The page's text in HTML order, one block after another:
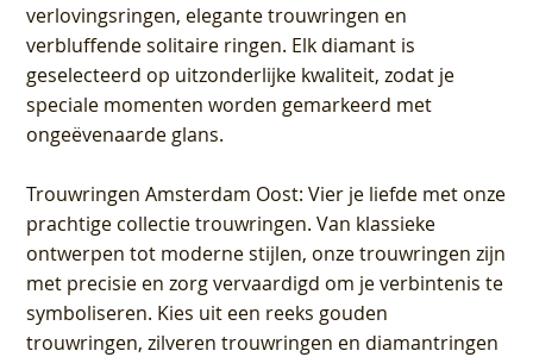
verlovingsringen, elegante trouwringen en
verbluffende solitaire ringen. Elk diamant is
geselecteerd op uitzonderlijke kwaliteit, zodat je
speciale momenten worden gemarkeerd met
ongeëvenaarde glans.
Trouwringen Amsterdam Oost: Vier je liefde met onze
prachtige collectie trouwringen. Van klassieke
ontwerpen tot moderne stijlen, onze trouwringen zijn
met precisie en zorg vervaardigd om je verbintenis te
symboliseren. Kies uit een reeks gouden
trouwringen, zilveren trouwringen en diamantringen